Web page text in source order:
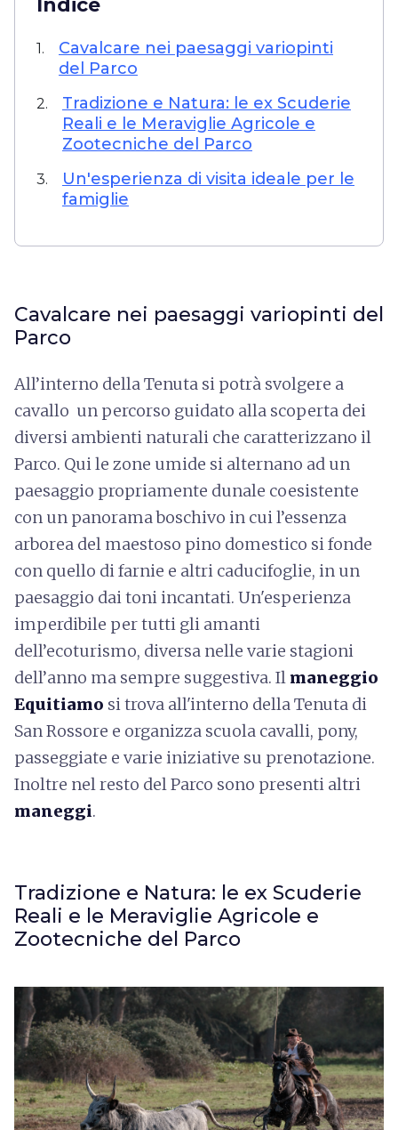
Indice
1.
Cavalcare nei paesaggi variopinti
del Parco
2.
Tradizione e Natura: le ex Scuderie
Reali e le Meraviglie Agricole e
Zootecniche del Parco
3.
Un'esperienza di visita ideale per le
famiglie
Cavalcare nei paesaggi variopinti del
Parco
All’interno della Tenuta si potrà svolgere a
cavallo un percorso guidato alla scoperta dei
diversi ambienti naturali che caratterizzano il
Parco. Qui le zone umide si alternano ad un
paesaggio propriamente dunale coesistente
con un panorama boschivo in cui l’essenza
arborea del maestoso pino domestico si fonde
con quello di farnie e altri caducifoglie, in un
paesaggio dai toni incantati. Un'esperienza
imperdibile per tutti gli amanti
dell’ecoturismo, diversa nelle varie stagioni
dell’anno ma sempre suggestiva. Il maneggio
Equitiamo si trova all'interno della Tenuta di
San Rossore e organizza scuola cavalli, pony,
passeggiate e varie iniziative su prenotazione.
Inoltre nel resto del Parco sono presenti altri
maneggi.
Tradizione e Natura: le ex Scuderie
Reali e le Meraviglie Agricole e
Zootecniche del Parco